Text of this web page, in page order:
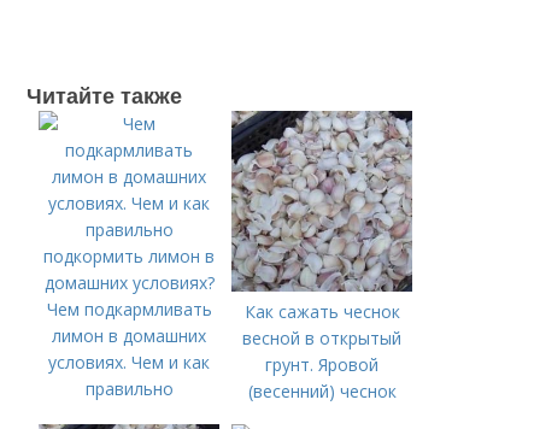
Читайте также
Чем подкармливать
лимон в домашних
условиях. Чем и как
правильно
Как сажать чеснок
весной в открытый
грунт. Яровой
(весенний) чеснок